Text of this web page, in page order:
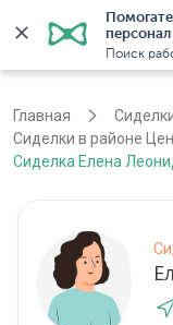
персонал
Поиск
Главная
Сиделки в районе
Сиделка Елена